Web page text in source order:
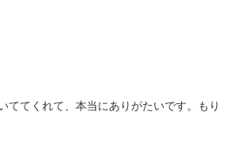
ててくれて、本当にありがたいです。もり